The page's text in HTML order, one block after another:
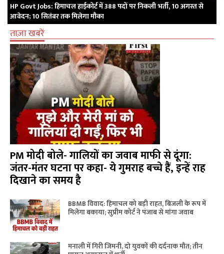
HP Govt Jobs: हिमाचल हाईकोर्ट में 388 पदों पर निकली भर्ती, 10 अगस्त से
आवेदन; 10 सितंबर तक मिलेगा मौका
ताज़ा खबरें
PM मोदी बोले- गालियों का जवाब माफी से दूंगा:
जंतर-मंतर घटना पर कहा- ये गुमराह बच्चे हैं, इन्हें राह
दिखाने का समय है
BBMB विवाद: हिमाचल को बड़ी राहत, बिजली के रूप में
मिलेगा बकाया; सुप्रीम कोर्ट ने पंजाब से मांगा जवाब
मनाली में गिरी जिमनी, दो युवकों की दर्दनाक मौत; तीन